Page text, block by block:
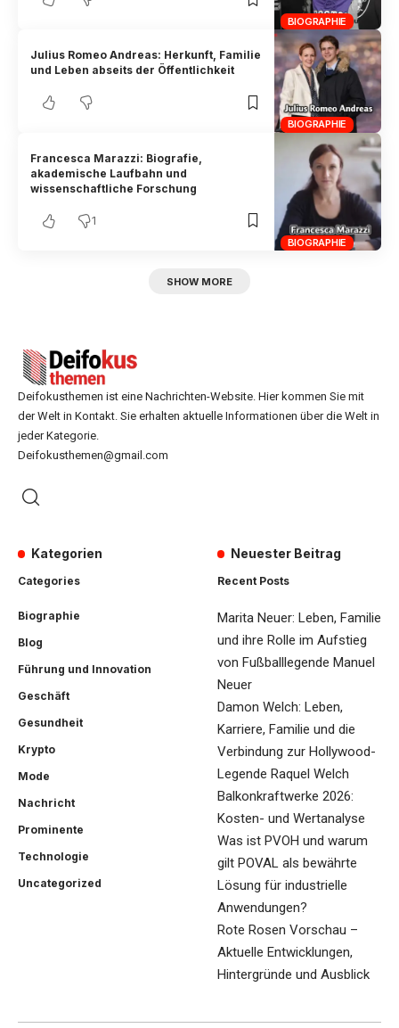
BIOGRAPHIE
BIOGRAPHIE
Julius Romeo Andreas: Herkunft, Familie
und Leben abseits der Öffentlichkeit
BIOGRAPHIE
Francesca Marazzi: Biografie,
akademische Laufbahn und
wissenschaftliche Forschung
1
SHOW MORE
Deifokusthemen ist eine Nachrichten-Website. Hier kommen Sie mit
der Welt in Kontakt. Sie erhalten aktuelle Informationen über die Welt in
jeder Kategorie.
Deifokusthemen@gmail.com
Kategorien
Categories
Biographie
Blog
Führung und Innovation
Geschäft
Gesundheit
Krypto
Mode
Nachricht
Prominente
Technologie
Uncategorized
Neuester Beitrag
Recent Posts
Marita Neuer: Leben, Familie
und ihre Rolle im Aufstieg
von Fußballlegende Manuel
Neuer
Damon Welch: Leben,
Karriere, Familie und die
Verbindung zur Hollywood-
Legende Raquel Welch
Balkonkraftwerke 2026:
Kosten- und Wertanalyse
Was ist PVOH und warum
gilt POVAL als bewährte
Lösung für industrielle
Anwendungen?
Rote Rosen Vorschau –
Aktuelle Entwicklungen,
Hintergründe und Ausblick